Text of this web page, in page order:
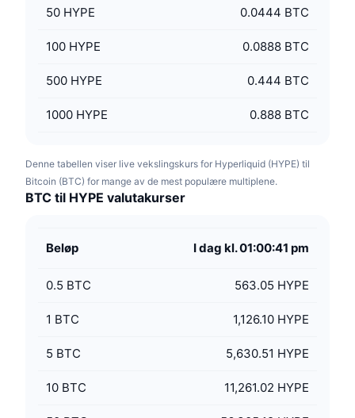
50 HYPE 0.0444 BTC
100 HYPE 0.0888 BTC
500 HYPE 0.444 BTC
1000 HYPE 0.888 BTC
Denne tabellen viser live vekslingskurs for Hyperliquid (HYPE) til
Bitcoin (BTC) for mange av de mest populære multiplene.
BTC til HYPE valutakurser
Beløp I dag kl. 01:00:41 pm
0.5 BTC 563.05 HYPE
1 BTC 1,126.10 HYPE
5 BTC 5,630.51 HYPE
10 BTC 11,261.02 HYPE